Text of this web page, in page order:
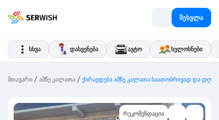
შესვლა
სხვა დასვენება ავტო ხელოსნები
მთავარი / ამწე კალათა / ქირავდება ამწე კალათა საათობრივად და
რეკომენდაცია